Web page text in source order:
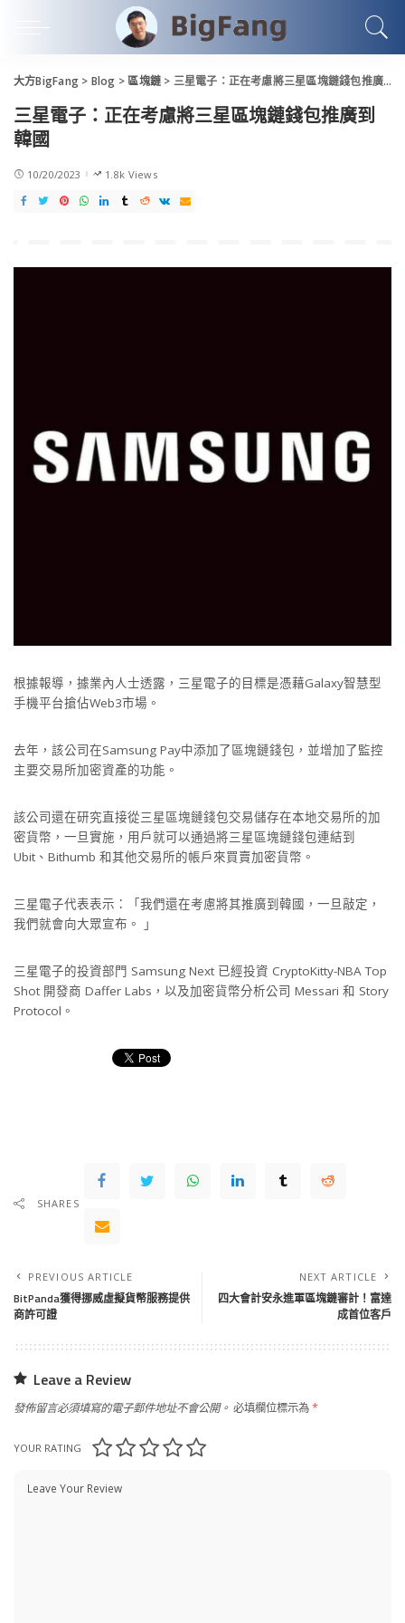
大方BigFang > Blog >區塊鏈 > 三星電子：正在考慮將三星區塊鏈錢包推廣到韓國
三星電子：正在考慮將三星區塊鏈錢包推廣到
韓國
10/20/2023 1.8k Views
根據報導，據業內人士透露，三星電子的目標是憑藉Galaxy智慧型
手機平台搶佔Web3市場。
去年，該公司在Samsung Pay中添加了區塊鏈錢包，並增加了監控
主要交易所加密資產的功能。
該公司還在研究直接從三星區塊鏈錢包交易儲存在本地交易所的加
密貨幣，一旦實施，用戶就可以通過將三星區塊鏈錢包連結到
Ubit、Bithumb 和其他交易所的帳戶來買賣加密貨幣。
三星電子代表表示：「我們還在考慮將其推廣到韓國，一旦敲定，
我們就會向大眾宣布。 」
三星電子的投資部門 Samsung Next 已經投資 CryptoKitty-NBA Top
Shot 開發商 Daffer Labs，以及加密貨幣分析公司 Messari 和 Story
Protocol。
SHARES
PREVIOUS ARTICLE
BitPanda獲得挪威虛擬貨幣服務提供
商許可證
NEXT ARTICLE
四大會計安永進軍區塊鏈審計！富達
成首位客戶
Leave a Review
發佈留言必須填寫的電子郵件地址不會公開。 必填欄位標示為*
YOUR RATING